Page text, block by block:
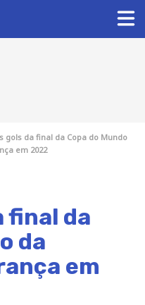
gols da final da Copa do Mundo
em 2022
final da
da
em